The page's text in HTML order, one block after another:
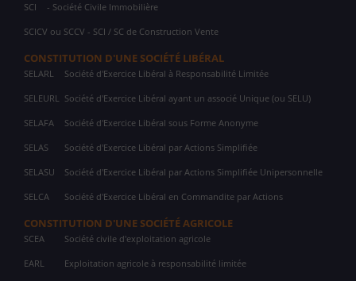
SCI - Société Civile Immobilière
SCICV ou SCCV - SCI / SC de Construction Vente
CONSTITUTION D'UNE SOCIÉTÉ LIBÉRAL
SELARL Société d'Exercice Libéral à Responsabilité Limitée
SELEURL Société d'Exercice Libéral ayant un associé Unique (ou SELU)
SELAFA Société d'Exercice Libéral sous Forme Anonyme
SELAS Société d'Exercice Libéral par Actions Simplifiée
SELASU Société d'Exercice Libéral par Actions Simplifiée Unipersonnelle
SELCA Société d'Exercice Libéral en Commandite par Actions
CONSTITUTION D'UNE SOCIÉTÉ AGRICOLE
SCEA Société civile d'exploitation agricole
EARL Exploitation agricole à responsabilité limitée